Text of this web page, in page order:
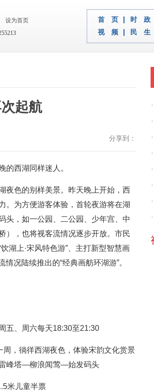
设为首页
首 页 时 政
视 频
民 生
起航
分享到：
的西湖同样迷人。
夜色的别样美景。昨天晚上开始，西
。为方便游客体验，首轮夜游将在湖
头，如一公园、二公园、少年宫、中
），也将视客流情况逐步开放。市民
湖上·宋风特色游”、主打新型智慧画
况陆续推出的“经典画舫环湖游”。
五、周六每天18:30至21:30
周，徜徉西湖夜色，体验宋韵文化赏景
峰塔—柳浪闻莺—始发码头
米儿童半票
·
·
·
·
·
·
·
·